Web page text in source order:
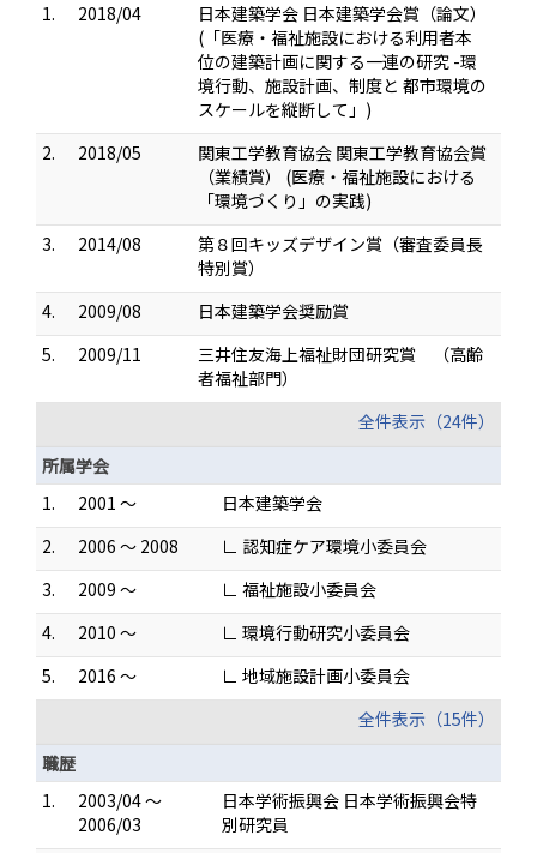
1.
2018/04
日本建築学会 日本建築学会賞（論文）
(「医療・福祉施設における利用者本
位の建築計画に関する一連の研究 -環
境行動、施設計画、制度と 都市環境の
スケールを縦断して」)
2.
2018/05
関東工学教育協会 関東工学教育協会賞
（業績賞） (医療・福祉施設における
「環境づくり」の実践)
3.
2014/08
第８回キッズデザイン賞（審査委員長
特別賞）
4.
2009/08
日本建築学会奨励賞
5.
2009/11
三井住友海上福祉財団研究賞 （高齢
者福祉部門）
全件表示（24件）
所属学会
1.
2001 ～
日本建築学会
2.
2006 ～ 2008
∟ 認知症ケア環境小委員会
3.
2009 ～
∟ 福祉施設小委員会
4.
2010 ～
∟ 環境行動研究小委員会
5.
2016 ～
∟ 地域施設計画小委員会
全件表示（15件）
職歴
1.
2003/04 ～
2006/03
日本学術振興会 日本学術振興会特
別研究員